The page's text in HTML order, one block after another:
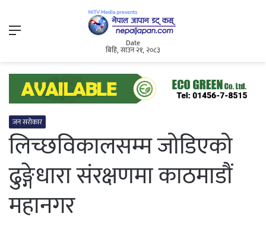
Menu
Date
बिहि, साउन २१, २०८३
जन सरोकार
लिच्छविकालसम्म जोडिएको
ढुङ्गेधारा संरक्षणमा काठमाडौं
महानगर